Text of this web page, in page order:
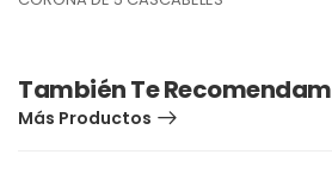
También Te
Más Productos